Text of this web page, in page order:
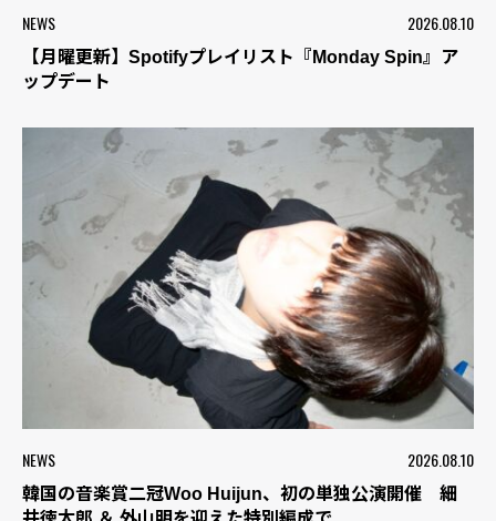
NEWS 2026.08.10
【月曜更新】Spotifyプレイリスト『Monday Spin』ア
ップデート
NEWS 2026.08.10
韓国の音楽賞二冠Woo Huijun、初の単独公演開催 細